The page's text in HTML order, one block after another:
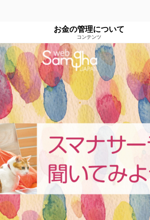
お金の管理について
コンテンツ